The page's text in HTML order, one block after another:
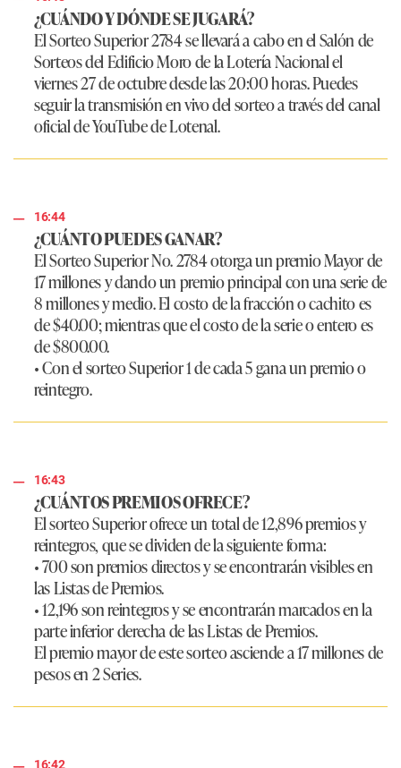
¿CUÁNDO Y DÓNDE SE JUGARÁ?
El Sorteo Superior 2784 se llevará a cabo en el Salón de
Sorteos del Edificio Moro de la Lotería Nacional el
viernes 27 de octubre desde las 20:00 horas. Puedes
seguir la transmisión en vivo del sorteo a través del canal
oficial de YouTube de Lotenal.
16:44
¿CUÁNTO PUEDES GANAR?
El Sorteo Superior No. 2784 otorga un premio Mayor de
17 millones y dando un premio principal con una serie de
8 millones y medio. El costo de la fracción o cachito es
de $40.00; mientras que el costo de la serie o entero es
de $800.00.
• Con el sorteo Superior 1 de cada 5 gana un premio o
reintegro.
16:43
¿CUÁNTOS PREMIOS OFRECE?
El sorteo Superior ofrece un total de 12,896 premios y
reintegros, que se dividen de la siguiente forma:
• 700 son premios directos y se encontrarán visibles en
las Listas de Premios.
• 12,196 son reintegros y se encontrarán marcados en la
parte inferior derecha de las Listas de Premios.
El premio mayor de este sorteo asciende a 17 millones de
pesos en 2 Series.
16:42